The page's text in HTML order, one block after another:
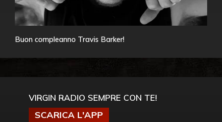
Buon compleanno Travis Barker!
VIRGIN RADIO SEMPRE CON TE!
SCARICA L'APP